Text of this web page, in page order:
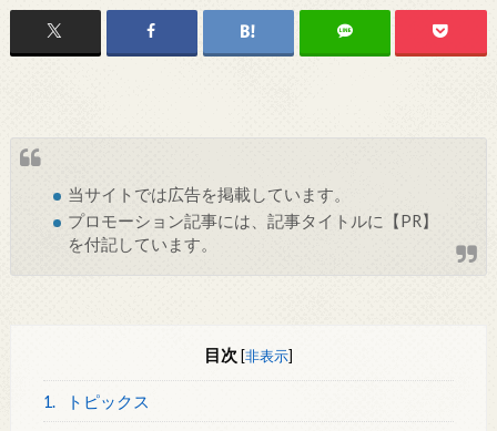
当サイトでは広告を掲載しています。
プロモーション記事には、記事タイトルに【PR】
を付記しています。
目次 [非表示]
1. トピックス